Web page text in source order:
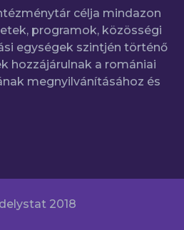
célja mindazon
programok, közösségi
egységek szintjén történő
hozzájárulnak a romániai
megnyilvánításához és
2018